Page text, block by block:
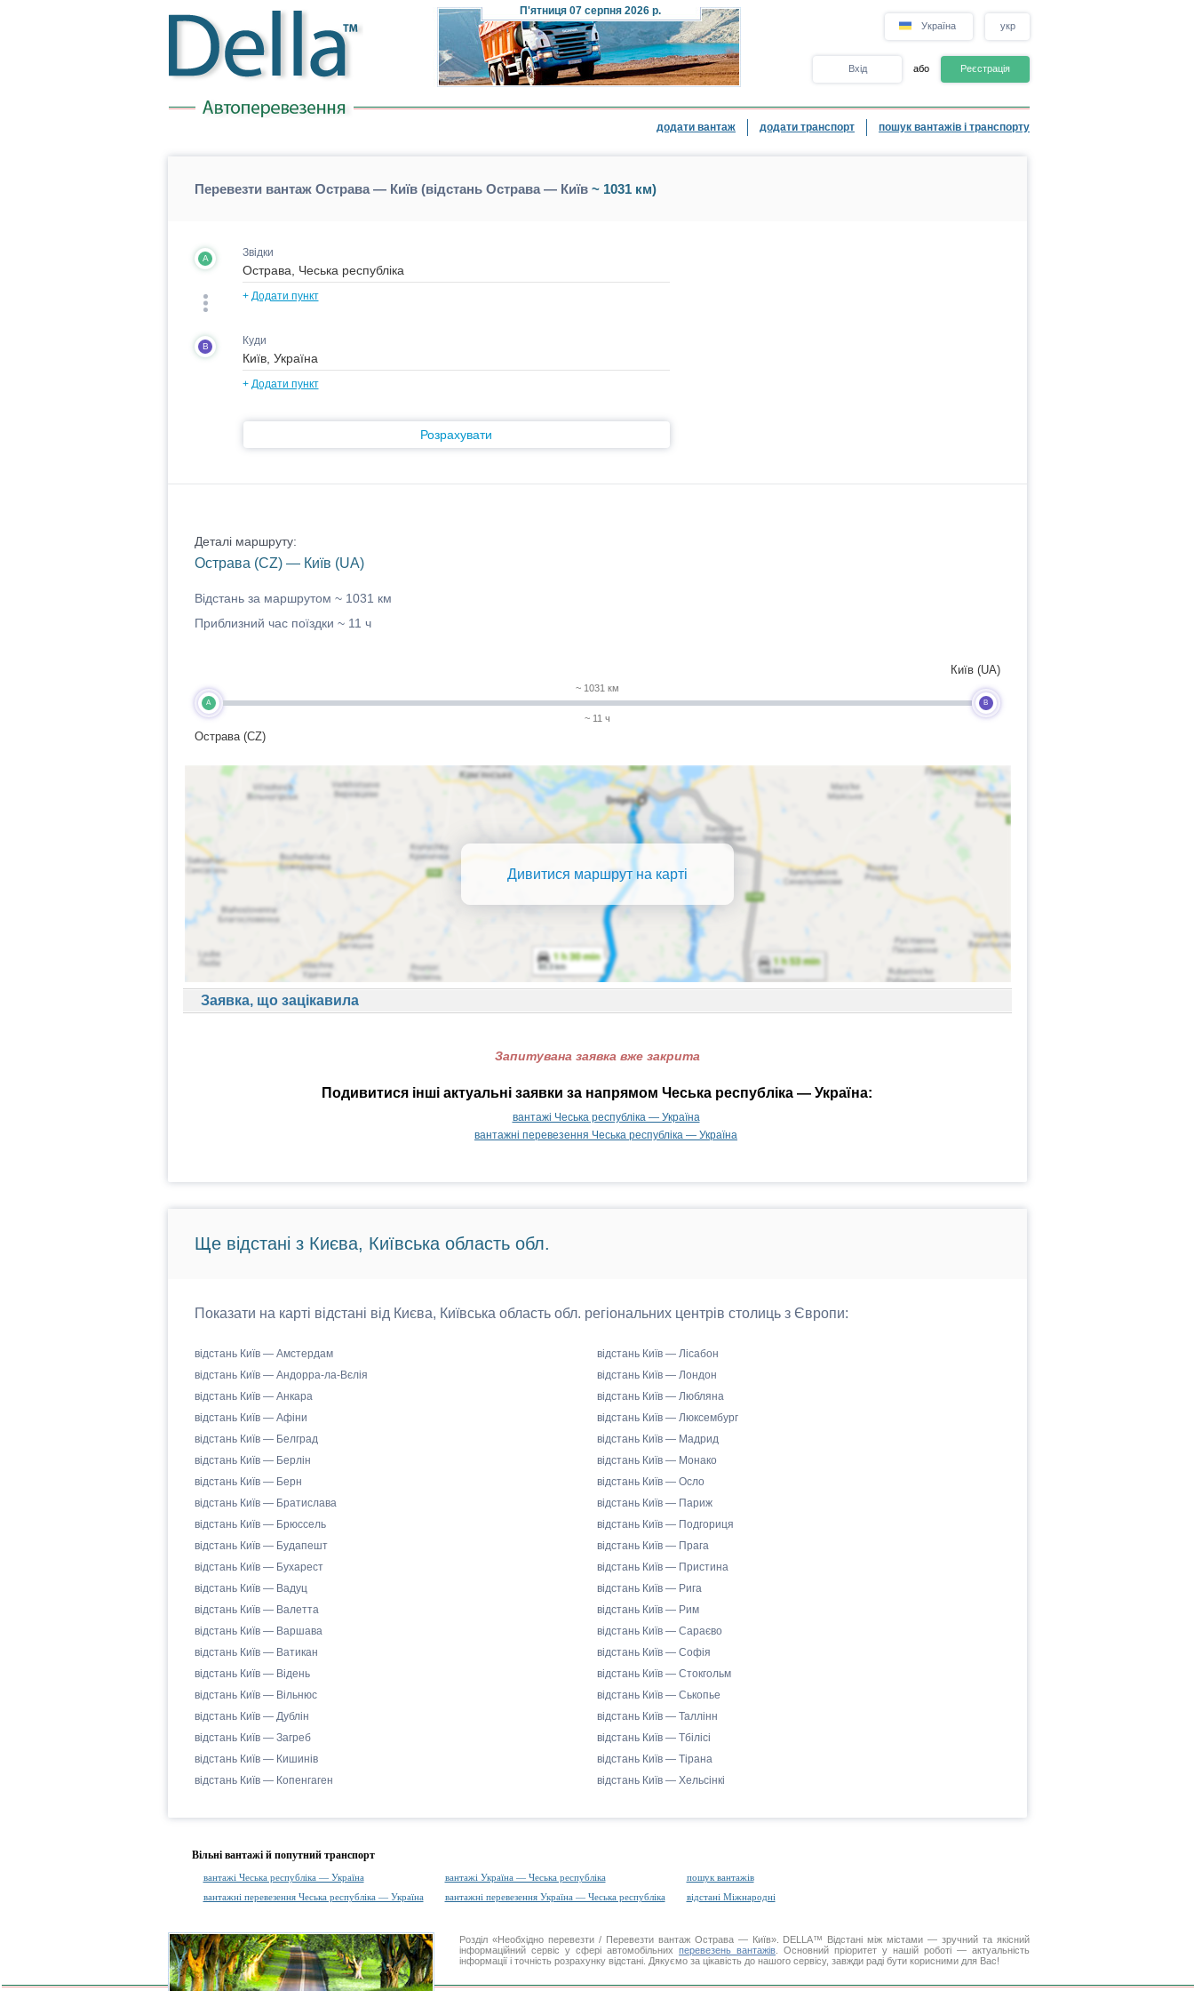
П'ятниця07 серпня 2026 р.
Україна укр
Вхід або Реєстрація
додати вантаж додати транспорт пошук вантажів і транспорту
Перевезти вантаж Острава — Київ (відстань Острава — Київ~ 1031 км)
A Звідки
+ Додати пункт
B Куди
+ Додати пункт
Розрахувати
Деталі маршруту:
Острава (CZ) — Київ (UA)
Відстань за маршрутом ~ 1031 км
Приблизний час поїздки ~ 11 ч
A
Острава (CZ)
~ 1031 км
~ 11 ч
B
Київ (UA)
Дивитися маршрут на карті
Заявка, що зацікавила
Запитувана заявка вже закрита
Подивитися інші актуальні заявки за напрямом Чеська республіка — Україна:
вантажі Чеська республіка — Україна
вантажні перевезення Чеська республіка — Україна
Ще відстані з Києва, Київська область обл.
Показати на карті відстані від Києва, Київська область обл. регіональних центрів столиць з Європи:
відстань Київ — Амстердам
відстань Київ — Андорра-ла-Вєлія
відстань Київ — Анкара
відстань Київ — Афіни
відстань Київ — Белград
відстань Київ — Берлін
відстань Київ — Берн
відстань Київ — Братислава
відстань Київ — Брюссель
відстань Київ — Будапешт
відстань Київ — Бухарест
відстань Київ — Вадуц
відстань Київ — Валетта
відстань Київ — Варшава
відстань Київ — Ватикан
відстань Київ — Відень
відстань Київ — Вільнюс
відстань Київ — Дублін
відстань Київ — Загреб
відстань Київ — Кишинів
відстань Київ — Копенгаген
відстань Київ — Лісабон
відстань Київ — Лондон
відстань Київ — Любляна
відстань Київ — Люксембург
відстань Київ — Мадрид
відстань Київ — Монако
відстань Київ — Осло
відстань Київ — Париж
відстань Київ — Подгориця
відстань Київ — Прага
відстань Київ — Пристина
відстань Київ — Рига
відстань Київ — Рим
відстань Київ — Сараєво
відстань Київ — Софія
відстань Київ — Стокгольм
відстань Київ — Ськопье
відстань Київ — Таллінн
відстань Київ — Тбілісі
відстань Київ — Тірана
відстань Київ — Хельсінкі
Вільні вантажі й попутний транспорт
вантажі Чеська республіка — Україна вантажі Україна — Чеська республіка
пошук вантажів
вантажні перевезення Чеська республіка — Україна
вантажні перевезення Україна — Чеська республіка відстані Міжнародні
Розділ «Необхідно перевезти / Перевезти вантаж Острава — Київ». DELLA™ Відстані між містами — зручний та якісний
інформаційний сервіс у сфері автомобільних перевезень вантажів . Основний пріоритет у нашій роботі — актуальність
інформації і точність розрахунку відстані. Дякуємо за цікавість до нашого сервісу, завжди раді бути корисними для Вас!